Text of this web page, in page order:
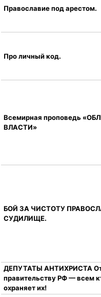
Православие под арестом.
Про личный код.
Всемирная проповедь
ВЛАСТИ»
БОЙ ЗА ЧИСТОТУ
СУДИЛИЩЕ.
ДЕПУТАТЫ АНТИХРИСТА
правительству РФ — всем
охраняет их!